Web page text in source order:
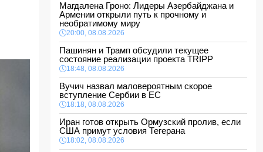
Магдалена Гроно: Лидеры Азербайджана и
Армении открыли путь к прочному и
необратимому миру
20:00, 08.08.2026
Пашинян и Трамп обсудили текущее
состояние реализации проекта TRIPP
18:48, 08.08.2026
Вучич назвал маловероятным скорое
вступление Сербии в ЕС
18:18, 08.08.2026
Иран готов открыть Ормузский пролив, если
США примут условия Тегерана
18:02, 08.08.2026